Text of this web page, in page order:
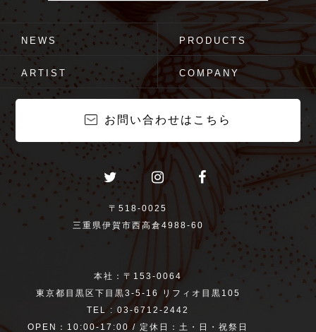
NEWS PRODUCTS
ARTIST COMPANY
お問い合わせはこちら
〒518-0025
三重県伊賀市西高倉4988-60
本社：〒153-0064
東京都目黒区下目黒3-5-16 リフィオ目黒105
TEL : 03-6712-2442
OPEN：10:00-17:00 / 定休日：土・日・祝祭日